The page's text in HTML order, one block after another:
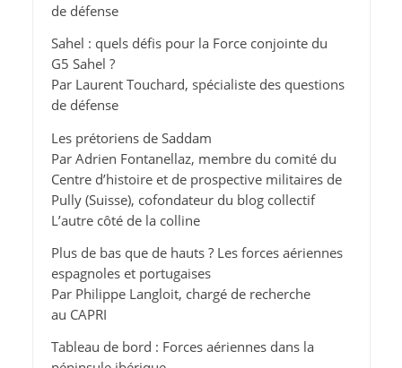
de défense
Sahel : quels défis pour la Force conjointe du
G5 Sahel ?
Par Laurent Touchard, spécialiste des questions
de défense
Les prétoriens de Saddam
Par Adrien Fontanellaz, membre du comité du
Centre d’histoire et de prospective militaires de
Pully (Suisse), cofondateur du blog collectif
L’autre côté de la colline
Plus de bas que de hauts ? Les forces aériennes
espagnoles et portugaises
Par Philippe Langloit, chargé de recherche
au CAPRI
Tableau de bord : Forces aériennes dans la